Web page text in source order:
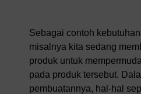
Sebagai contoh
misalnya kita sedang
produk untuk
pada produk tersebut.
pembuatannya, hal-hal